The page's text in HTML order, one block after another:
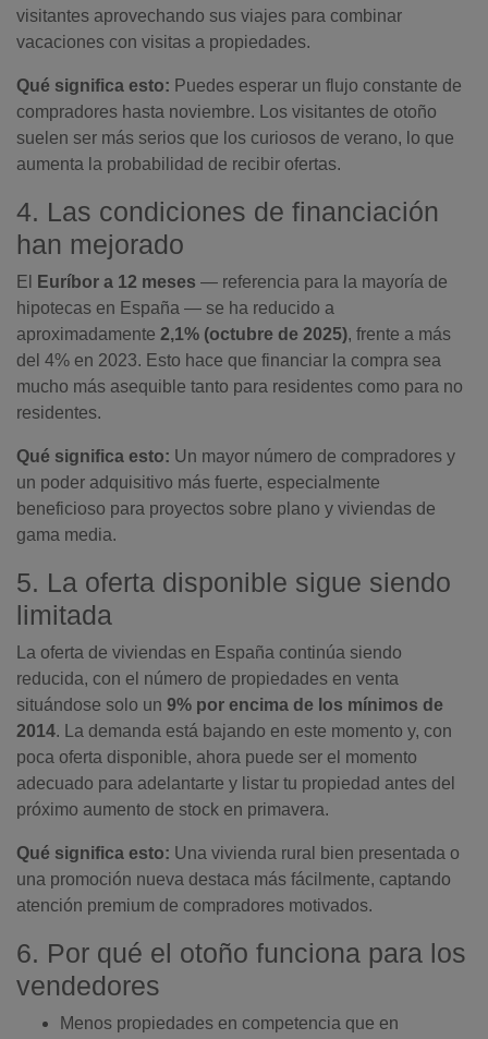
visitantes aprovechando sus viajes para combinar
vacaciones con visitas a propiedades.
Qué significa esto: Puedes esperar un flujo constante de
compradores hasta noviembre. Los visitantes de otoño
suelen ser más serios que los curiosos de verano, lo que
aumenta la probabilidad de recibir ofertas.
4. Las condiciones de financiación
han mejorado
El Euríbor a 12 meses — referencia para la mayoría de
hipotecas en España — se ha reducido a
aproximadamente 2,1% (octubre de 2025), frente a más
del 4% en 2023. Esto hace que financiar la compra sea
mucho más asequible tanto para residentes como para no
residentes.
Qué significa esto: Un mayor número de compradores y
un poder adquisitivo más fuerte, especialmente
beneficioso para proyectos sobre plano y viviendas de
gama media.
5. La oferta disponible sigue siendo
limitada
La oferta de viviendas en España continúa siendo
reducida, con el número de propiedades en venta
situándose solo un 9% por encima de los mínimos de
2014. La demanda está bajando en este momento y, con
poca oferta disponible, ahora puede ser el momento
adecuado para adelantarte y listar tu propiedad antes del
próximo aumento de stock en primavera.
Qué significa esto: Una vivienda rural bien presentada o
una promoción nueva destaca más fácilmente, captando
atención premium de compradores motivados.
6. Por qué el otoño funciona para los
vendedores
Menos propiedades en competencia que en